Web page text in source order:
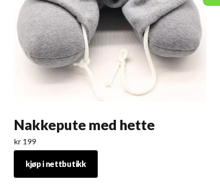
Nakkepute med hette
kr 199
kjøp i nettbutikk